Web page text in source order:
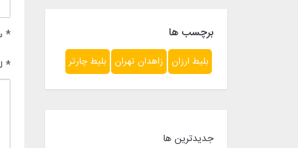
برچسب ها
بلیط ارزان زاهدان تهران بلیط چارتر
جدیدترین ها
*
*